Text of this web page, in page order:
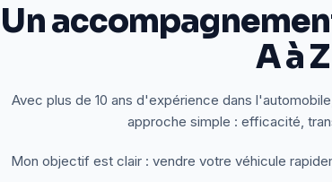
Un
A à Z
Avec plus de 10 ans d'expérience dans
approche simple : efficacité,
Mon objectif est clair : vendre votre véhicule